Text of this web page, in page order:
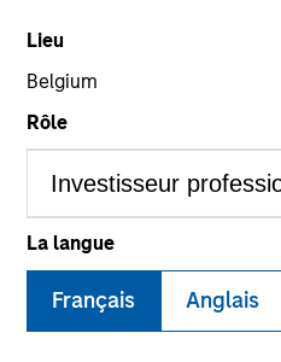
Lieu
Belgium
Rôle
La langue
Français Anglais
Years
TEAM
Emerging Markets Debt Team